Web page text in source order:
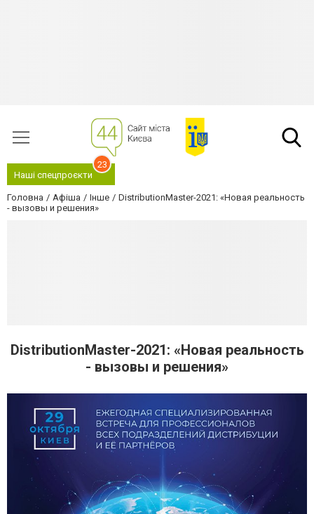
Наші спецпроєкти
23
Головна Афіша Інше
DistributionMaster-2021: «Новая реальность
- вызовы и решения»
DistributionMaster-2021: «Новая реальность
- вызовы и решения»